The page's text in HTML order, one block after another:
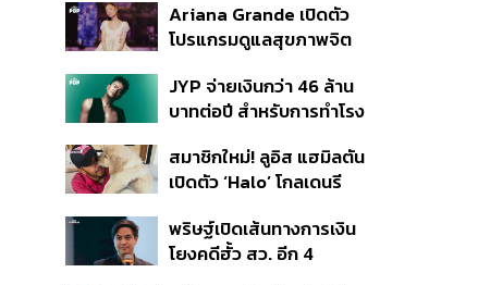
Ariana Grande เปิดตัว
โปรแกรมดูแลสุขภาพจิต
ดนตรี
JYP จ่ายเงินกว่า 46 ล้าน
บาทต่อปี สำหรับการทำโรง
สมาชิกใหม่! ลูอิส แฮมิลตัน
เปิดตัว ‘Halo’ โกลเดนรี
พริษฐ์เปิดเส้นทางการเงิน
โยงคดีฮั้ว สว. อีก 4